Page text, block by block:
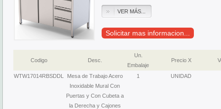
VER MÁS...
Solicitar mas informacion...
Codigo Desc.
Un.
Embalaje
Precio X
WTW17014RBSDDL
Mesa de Trabajo Acero
Inoxidable Mural Con
Puertas y Con Cubeta a
la Derecha y Cajones
1 UNIDAD